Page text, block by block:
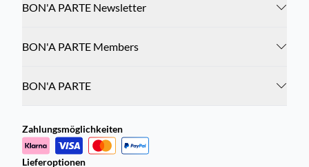
BON'A PARTE Newsletter
BON'A PARTE Members
BON'A PARTE
Zahlungsmöglichkeiten
Lieferoptionen